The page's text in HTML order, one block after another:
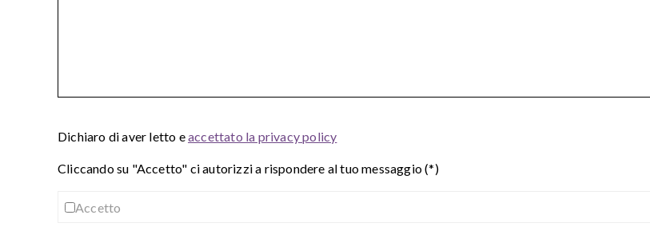
Dichiaro di aver letto eaccettato la privacy policy
Cliccando su "Accetto" ci autorizzi a rispondere al tuo messaggio (*)
Accetto